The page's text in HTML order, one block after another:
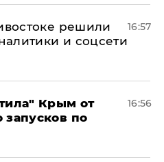
решили
и соцсети
16:57
Крым от
запусков по
16:56